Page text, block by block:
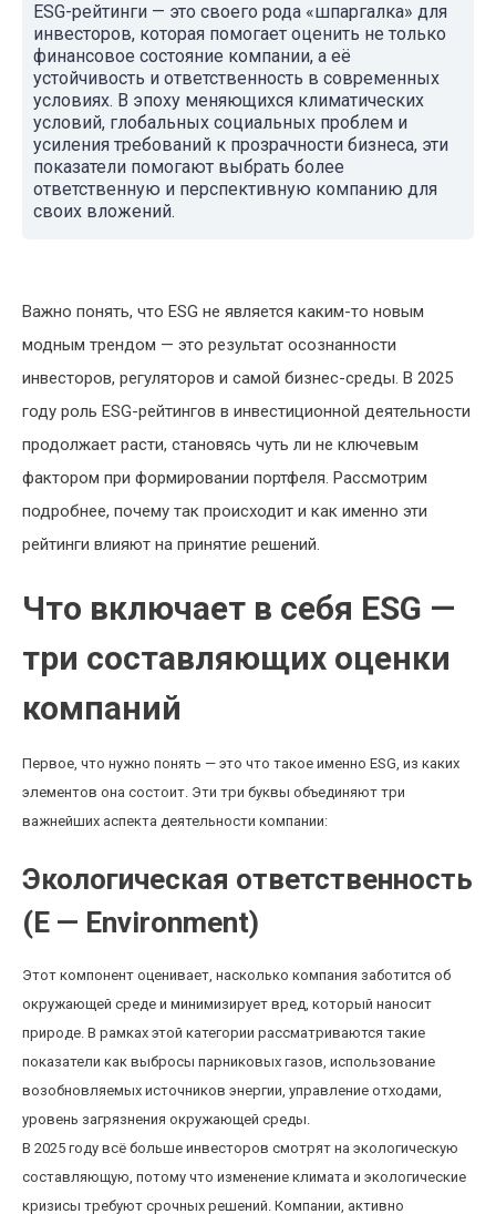
ESG-рейтинги — это своего рода «шпаргалка» для
инвесторов, которая помогает оценить не только
финансовое состояние компании, а её
устойчивость и ответственность в современных
условиях. В эпоху меняющихся климатических
условий, глобальных социальных проблем и
усиления требований к прозрачности бизнеса, эти
показатели помогают выбрать более
ответственную и перспективную компанию для
своих вложений.
Важно понять, что ESG не является каким-то новым
модным трендом — это результат осознанности
инвесторов, регуляторов и самой бизнес-среды. В 2025
году роль ESG-рейтингов в инвестиционной деятельности
продолжает расти, становясь чуть ли не ключевым
фактором при формировании портфеля. Рассмотрим
подробнее, почему так происходит и как именно эти
рейтинги влияют на принятие решений.
Что включает в себя ESG —
три составляющих оценки
компаний
Первое, что нужно понять — это что такое именно ESG, из каких
элементов она состоит. Эти три буквы объединяют три
важнейших аспекта деятельности компании:
Экологическая ответственность
(E — Environment)
Этот компонент оценивает, насколько компания заботится об
окружающей среде и минимизирует вред, который наносит
природе. В рамках этой категории рассматриваются такие
показатели как выбросы парниковых газов, использование
возобновляемых источников энергии, управление отходами,
уровень загрязнения окружающей среды.
В 2025 году всё больше инвесторов смотрят на экологическую
составляющую, потому что изменение климата и экологические
кризисы требуют срочных решений. Компании, активно